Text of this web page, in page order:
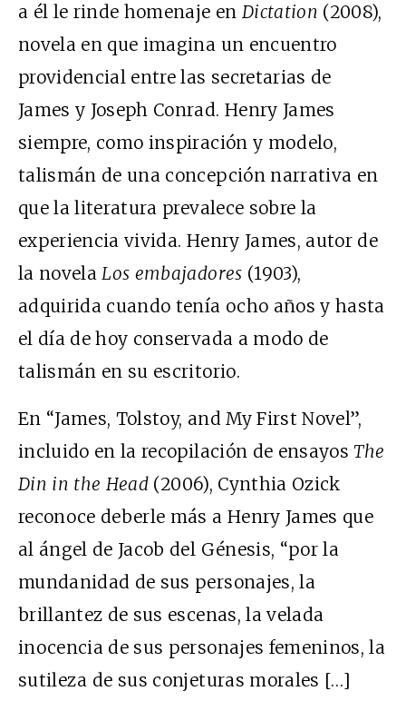
a él le rinde homenaje en Dictation (2008),
novela en que imagina un encuentro
providencial entre las secretarias de
James y Joseph Conrad. Henry James
siempre, como inspiración y modelo,
talismán de una concepción narrativa en
que la literatura prevalece sobre la
experiencia vivida. Henry James, autor de
la novelaLos embajadores (1903),
adquirida cuando tenía ocho años y hasta
el día de hoy conservada a modo de
talismán en su escritorio.
En “James, Tolstoy, and My First Novel”,
incluido en la recopilación de ensayosThe
Din in the Head (2006), Cynthia Ozick
reconoce deberle más a Henry James que
al ángel de Jacob del Génesis, “por la
mundanidad de sus personajes, la
brillantez de sus escenas, la velada
inocencia de sus personajes femeninos, la
sutileza de sus conjeturas morales […]